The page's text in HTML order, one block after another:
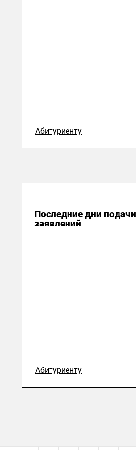
Абитуриенту
Последние дни подачи
заявлений
Абитуриенту